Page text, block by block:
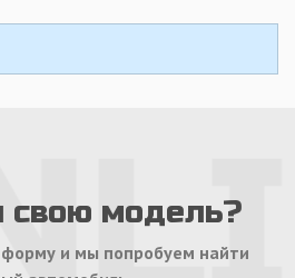
свою модель?
форму и мы попробуем найти